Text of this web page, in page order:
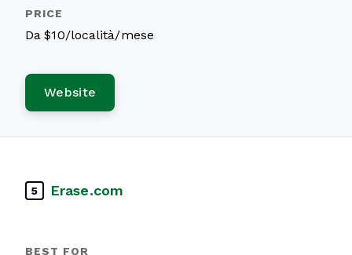
Da $10/località/mese
Website
5 Erase.com